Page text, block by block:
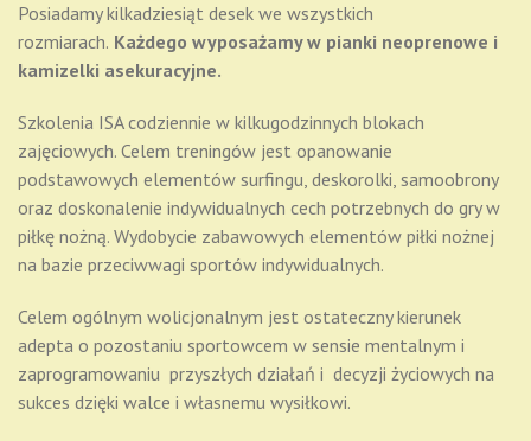
Posiadamy kilkadziesiąt desek we wszystkich
rozmiarach. Każdego wyposażamy w pianki neoprenowe i
kamizelki asekuracyjne.
Szkolenia ISA codziennie w kilkugodzinnych blokach
zajęciowych. Celem treningów jest opanowanie
podstawowych elementów surfingu, deskorolki, samoobrony
oraz doskonalenie indywidualnych cech potrzebnych do gry w
piłkę nożną. Wydobycie zabawowych elementów piłki nożnej
na bazie przeciwwagi sportów indywidualnych.
Celem ogólnym wolicjonalnym jest ostateczny kierunek
adepta o pozostaniu sportowcem w sensie mentalnym i
zaprogramowaniu przyszłych działań i decyzji życiowych na
sukces dzięki walce i własnemu wysiłkowi.